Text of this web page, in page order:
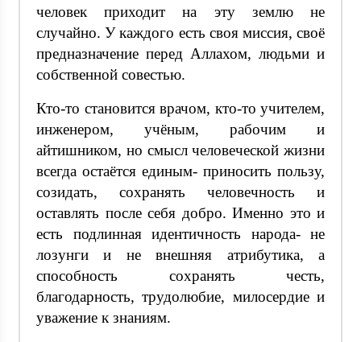
человек приходит на эту землю не
случайно. У каждого есть своя миссия, своё
предназначение перед Аллахом, людьми и
собственной совестью.
Кто-то становится врачом, кто-то учителем,
инженером, учёным, рабочим и
айтишником, но смысл человеческой жизни
всегда остаётся единым- приносить пользу,
созидать, сохранять человечность и
оставлять после себя добро. Именно это и
есть подлинная идентичность народа- не
лозунги и не внешняя атрибутика, а
способность сохранять честь,
благодарность, трудолюбие, милосердие и
уважение к знаниям.